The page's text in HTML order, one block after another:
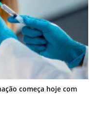
começa hoje com